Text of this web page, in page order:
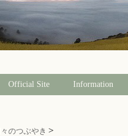
Official Site Information
々のつぶやき